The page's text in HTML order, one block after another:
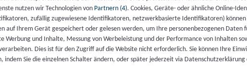
nutzen wir Technologien von Partnern (4). Cookies, Geräte- oder ähnliche Online-
zufällig zugewiesene Identifikatoren, netzwerkbasierte Identifikatoren) können
auf Ihrem Gerät gespeichert oder gelesen werden, um Ihre personenbezogenen Daten
Werbung und Inhalte, Messung von Werbeleistung und der Performance von Inhalten
Dies ist für den Zugriff auf die Website nicht erforderlich. Sie können Ihre
indem Sie die einzelnen Schalter ändern, oder später jederzeit via Datenschutzerklärung